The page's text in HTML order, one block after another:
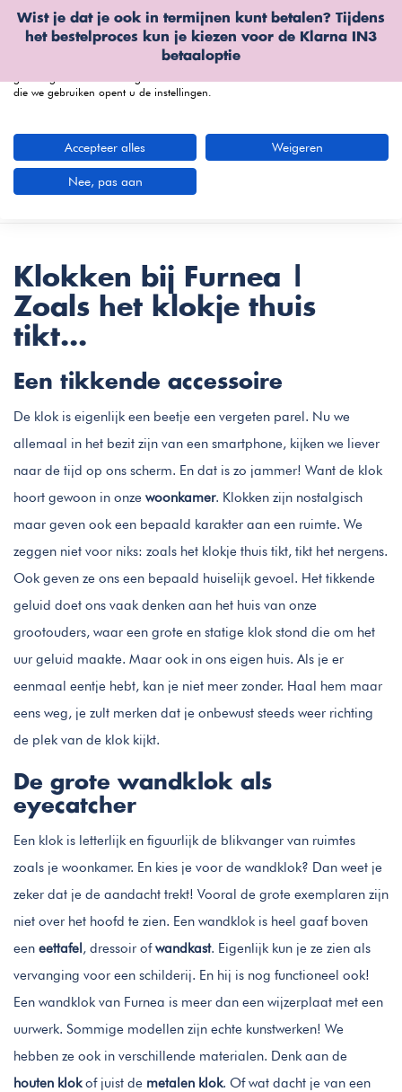
Wist je dat je ook in termijnen kunt betalen? Tijdens
het bestelproces kun je kiezen voor de Klarna IN3
betaaloptie
Klokken bij Furnea (0 artikelen)
Filters
Klokken bij Furnea |
Zoals het klokje thuis
tikt...
Een tikkende accessoire
De klok is eigenlijk een beetje een vergeten parel. Nu we
allemaal in het bezit zijn van een smartphone, kijken we liever
naar de tijd op ons scherm. En dat is zo jammer! Want de klok
hoort gewoon in onze woonkamer. Klokken zijn nostalgisch
maar geven ook een bepaald karakter aan een ruimte. We
zeggen niet voor niks: zoals het klokje thuis tikt, tikt het nergens.
Ook geven ze ons een bepaald huiselijk gevoel. Het tikkende
geluid doet ons vaak denken aan het huis van onze
grootouders, waar een grote en statige klok stond die om het
uur geluid maakte. Maar ook in ons eigen huis. Als je er
eenmaal eentje hebt, kan je niet meer zonder. Haal hem maar
eens weg, je zult merken dat je onbewust steeds weer richting
de plek van de klok kijkt.
De grote wandklok als
eyecatcher
Een klok is letterlijk en figuurlijk de blikvanger van ruimtes
zoals je woonkamer. En kies je voor de wandklok? Dan weet je
zeker dat je de aandacht trekt! Vooral de grote exemplaren zijn
niet over het hoofd te zien. Een wandklok is heel gaaf boven
een eettafel, dressoir ofwandkast. Eigenlijk kun je ze zien als
vervanging voor een schilderij. En hij is nog functioneel ook!
Een wandklok van Furnea is meer dan een wijzerplaat met een
uurwerk. Sommige modellen zijn echte kunstwerken! We
hebben ze ook in verschillende materialen. Denk aan de
houten klokof juist de metalen klok. Of wat dacht je van een
Wij gebruiken cookies
We kunnen deze plaatsen voor analyse van onze bezoekersgegevens, om
onze website te verbeteren, gepersonaliseerde inhoud te tonen en om u een
die we gebruiken opent u de instellingen.
Accepteer alles Weigeren
Nee, pas aan